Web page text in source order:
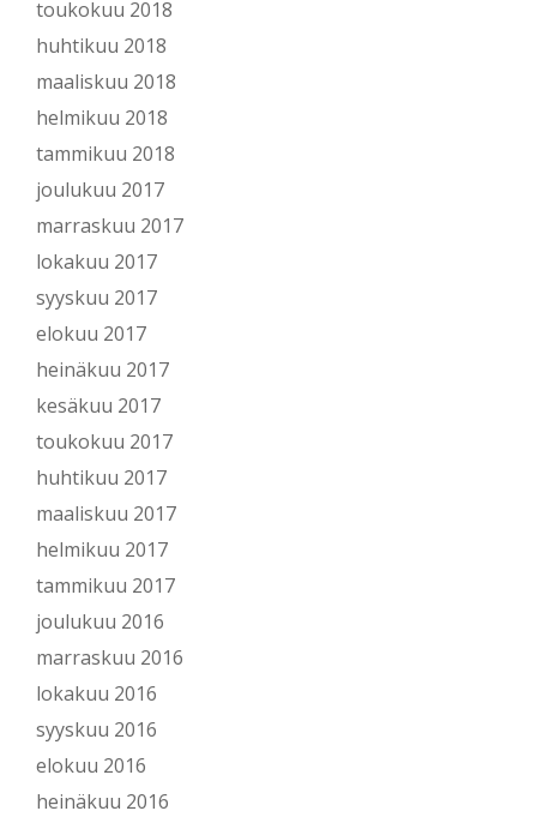
toukokuu 2018
huhtikuu 2018
maaliskuu 2018
helmikuu 2018
tammikuu 2018
joulukuu 2017
marraskuu 2017
lokakuu 2017
syyskuu 2017
elokuu 2017
heinäkuu 2017
kesäkuu 2017
toukokuu 2017
huhtikuu 2017
maaliskuu 2017
helmikuu 2017
tammikuu 2017
joulukuu 2016
marraskuu 2016
lokakuu 2016
syyskuu 2016
elokuu 2016
heinäkuu 2016